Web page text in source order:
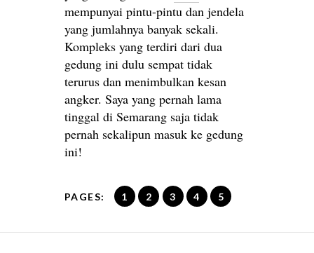
mempunyai pintu-pintu dan jendela
yang jumlahnya banyak sekali.
Kompleks yang terdiri dari dua
gedung ini dulu sempat tidak
terurus dan menimbulkan kesan
angker. Saya yang pernah lama
tinggal di Semarang saja tidak
pernah sekalipun masuk ke gedung
ini!
PAGES: 1 2 3 4 5